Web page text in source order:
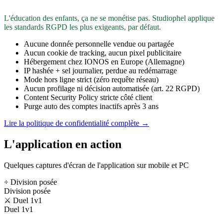
L'éducation des enfants, ça ne se monétise pas. Studiophel applique
les standards RGPD les plus exigeants, par défaut.
Aucune donnée personnelle vendue ou partagée
Aucun cookie de tracking, aucun pixel publicitaire
Hébergement chez IONOS en Europe (Allemagne)
IP hashée + sel journalier, perdue au redémarrage
Mode hors ligne strict (zéro requête réseau)
Aucun profilage ni décision automatisée (art. 22 RGPD)
Content Security Policy stricte côté client
Purge auto des comptes inactifs après 3 ans
Lire la politique de confidentialité complète →
L'application en action
Quelques captures d'écran de l'application sur mobile et PC
÷ Division posée
Division posée
⚔️ Duel 1v1
Duel 1v1